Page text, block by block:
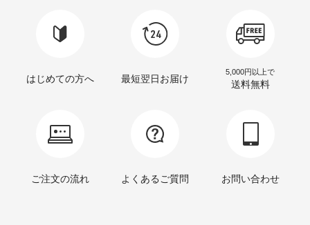
はじめての方へ 最短翌日お届け
5,000円以上で
送料無料
ご注文の流れ よくあるご質問 お問い合わせ